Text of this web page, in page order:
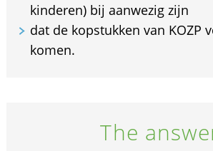
kinderen) bij aanwezig zijn
dat de kopstukken van KOZP
komen.
The